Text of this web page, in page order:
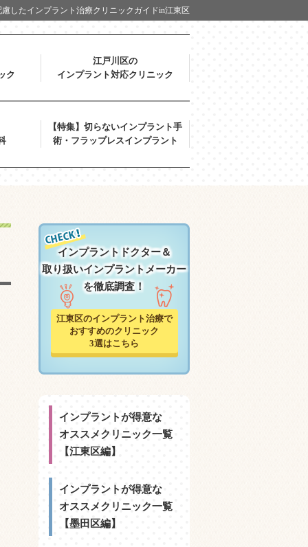
したインプラント治療クリニックガイドin江東区
ク
江戸川区の
インプラント対応クリニック
【特集】切らないインプラント手
術・フラップレスインプラント
インプラントドクター＆
取り扱いインプラントメーカー
を徹底調査！
江東区のインプラント治療で
おすすめのクリニック
3選はこちら
インプラントが得意な
オススメクリニック一覧
【江東区編】
インプラントが得意な
オススメクリニック一覧
【墨田区編】